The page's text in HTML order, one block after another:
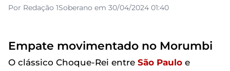
Por Redação 1Soberano em 30/04/2024 01:40
Empate movimentado no Morumbi
O clássico Choque-Rei entre São Paulo e